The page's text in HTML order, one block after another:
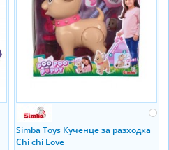
Simba Toys Кученце за разходка
Chi chi Love